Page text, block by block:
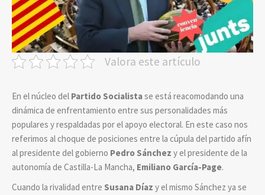
Valora este artículo
En el núcleo del Partido Socialistase está reacomodando una
dinámica de enfrentamiento entre sus personalidades más
populares y respaldadas por el apoyo electoral. En este caso nos
referimos al choque de posiciones entre la cúpula del partido afín
al presidente del gobierno Pedro Sánchez y el presidente de la
autonomía de Castilla-La Mancha, Emiliano García-Page.
Cuando la rivalidad entre Susana Díaz y el mismo Sánchez ya se